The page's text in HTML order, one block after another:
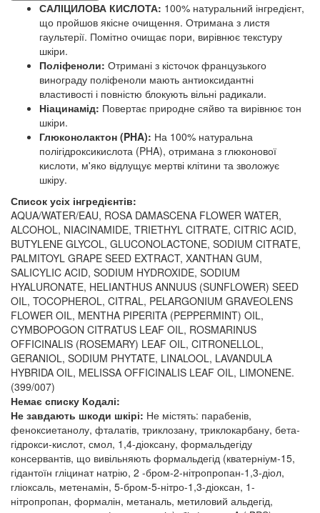
САЛІЦИЛОВА КИСЛОТА: 100% натуральний інгредієнт,
що пройшов якісне очищення. Отримана з листя
гаультерії. Помітно очищає пори, вирівнює текстуру
шкіри.
Поліфеноли: Отримані з кісточок французького
винограду поліфеноли мають антиоксидантні
властивості і повністю блокують вільні радикали.
Ніацинамід: Повертає природне сяйво та вирівнює тон
шкіри.
Глюконолактон (PHA): На 100% натуральна
полігідроксикислота (PHA), отримана з глюконової
кислоти, м'яко відлущує мертві клітини та зволожує
шкіру.
Список усіх інгредієнтів:
AQUA/WATER/EAU, ROSA DAMASCENA FLOWER WATER,
ALCOHOL, NIACINAMIDE, TRIETHYL CITRATE, CITRIC ACID,
BUTYLENE GLYCOL, GLUCONOLACTONE, SODIUM CITRATE,
PALMITOYL GRAPE SEED EXTRACT, XANTHAN GUM,
SALICYLIC ACID, SODIUM HYDROXIDE, SODIUM
HYALURONATE, HELIANTHUS ANNUUS (SUNFLOWER) SEED
OIL, TOCOPHEROL, CITRAL, PELARGONIUM GRAVEOLENS
FLOWER OIL, MENTHA PIPERITA (PEPPERMINT) OIL,
CYMBOPOGON CITRATUS LEAF OIL, ROSMARINUS
OFFICINALIS (ROSEMARY) LEAF OIL, CITRONELLOL,
GERANIOL, SODIUM PHYTATE, LINALOOL, LAVANDULA
HYBRIDA OIL, MELISSA OFFICINALIS LEAF OIL, LIMONENE.
(399/007)
Немає списку Кодалі:
Не завдають шкоди шкірі: Не містять: парабенів,
феноксиетанолу, фталатів, триклозану, триклокарбану, бета-
гідрокси-кислот, смол, 1,4-діоксану, формальдегіду
консервантів, що вивільняють формальдегід (кватерніум-15,
гідантоїн гліцинат натрію, 2 -бром-2-нітропропан-1,3-діол,
гліоксаль, метенамін, 5-бром-5-нітро-1,3-діоксан, 1-
нітропропан, формалін, метаналь, метиловий альдегід,